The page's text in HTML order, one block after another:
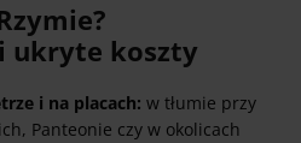
ukryte koszty
i na placach: w tłumie przy
Panteonie czy w okolicach